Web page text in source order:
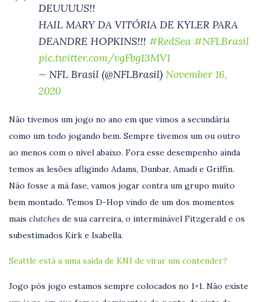
DEUUUUS!!
HAIL MARY DA VITÓRIA DE KYLER PARA
DEANDRE HOPKINS!!! #RedSea #NFLBrasil
pic.twitter.com/vgFbg13MV1
— NFL Brasil (@NFLBrasil) November 16,
2020
Não tivemos um jogo no ano em que vimos a secundária
como um todo jogando bem. Sempre tivemos um ou outro
ao menos com o nível abaixo. Fora esse desempenho ainda
temos as lesões afligindo Adams, Dunbar, Amadi e Griffin.
Não fosse a má fase, vamos jogar contra um grupo muito
bem montado. Temos D-Hop vindo de um dos momentos
mais clutches de sua carreira, o interminável Fitzgerald e os
subestimados Kirk e Isabella.
Seattle está a uma saída de KNJ de virar um contender?
Jogo pós jogo estamos sempre colocados no 1×1. Não existe